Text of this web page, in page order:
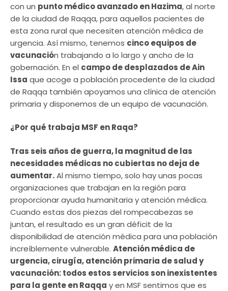
con un punto médico avanzado en Hazima, al norte
de la ciudad de Raqqa, para aquellos pacientes de
esta zona rural que necesiten atención médica de
urgencia. Así mismo, tenemos cinco equipos de
vacunación trabajando a lo largo y ancho de la
gobernación. En el campo de desplazados de Ain
Issa que acoge a población procedente de la ciudad
de Raqqa también apoyamos una clínica de atención
primaria y disponemos de un equipo de vacunación.
¿Por qué trabaja MSF en Raqa?
Tras seis años de guerra, la magnitud de las
necesidades médicas no cubiertas no deja de
aumentar.Al mismo tiempo, solo hay unas pocas
organizaciones que trabajan en la región para
proporcionar ayuda humanitaria y atención médica.
Cuando estas dos piezas del rompecabezas se
juntan, el resultado es un gran déficit de la
disponibilidad de atención médica para una población
increíblemente vulnerable. Atención médica de
urgencia, cirugía, atención primaria de salud y
vacunación: todos estos servicios son inexistentes
para la gente en Raqqa y en MSF sentimos que es